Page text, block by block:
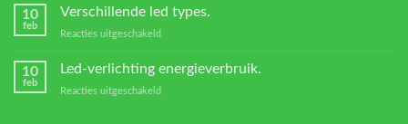
Transformators?
10
feb
Verschillende led types.
Reacties uitgeschakeld
10
feb
Led-verlichting energieverbruik.
Reacties uitgeschakeld